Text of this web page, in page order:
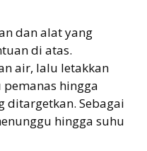
dan alat yang
di atas.
air, lalu letakkan
hingga
ditargetkan. Sebagai
hingga suhu